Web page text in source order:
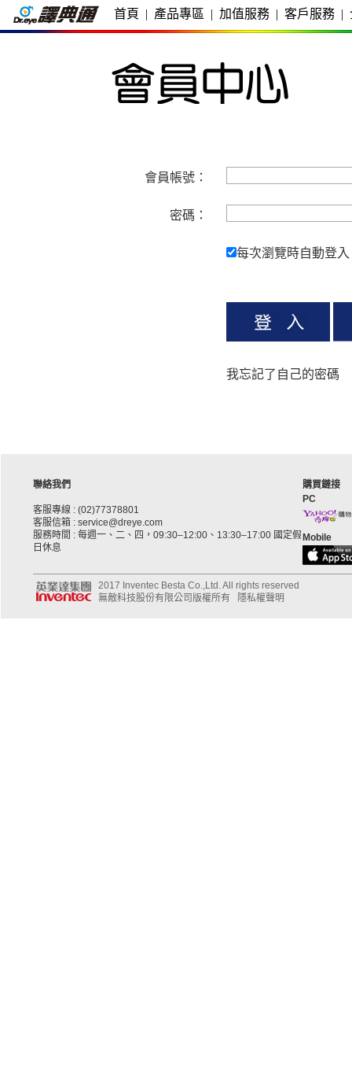
首頁 | 產品專區 | 加值服務 | 客戶服務 |
會員帳號：
密碼：
每次瀏覽時自動登入
我忘記了自己的密碼
聯絡我們
客服專線 : (02)77378801
客服信箱 : service@dreye.com
服務時間 : 每週一、二、四，09:30–12:00、13:30–17:00 國定假
日休息
購買鏈接
PC
Mobile
2017 Inventec Besta Co.,Ltd. All rights reserved
無敵科技股份有限公司版權所有
隱私權聲明